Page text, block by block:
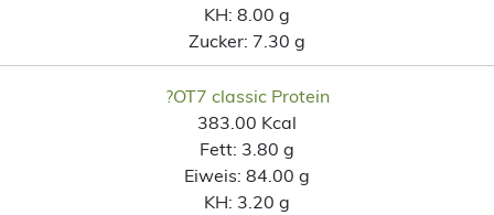
KH: 8.00 g
Zucker: 7.30 g
?OT7 classic Protein
383.00 Kcal
Fett: 3.80 g
Eiweis: 84.00 g
KH: 3.20 g